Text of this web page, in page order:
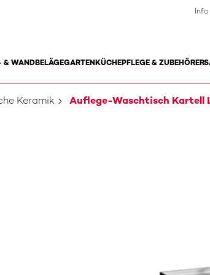
& WANDBELÄGEGARTENKÜCHEPFLEGE & ZUBEHÖR
Info
Keramik Auflege-Waschtisch Kartell